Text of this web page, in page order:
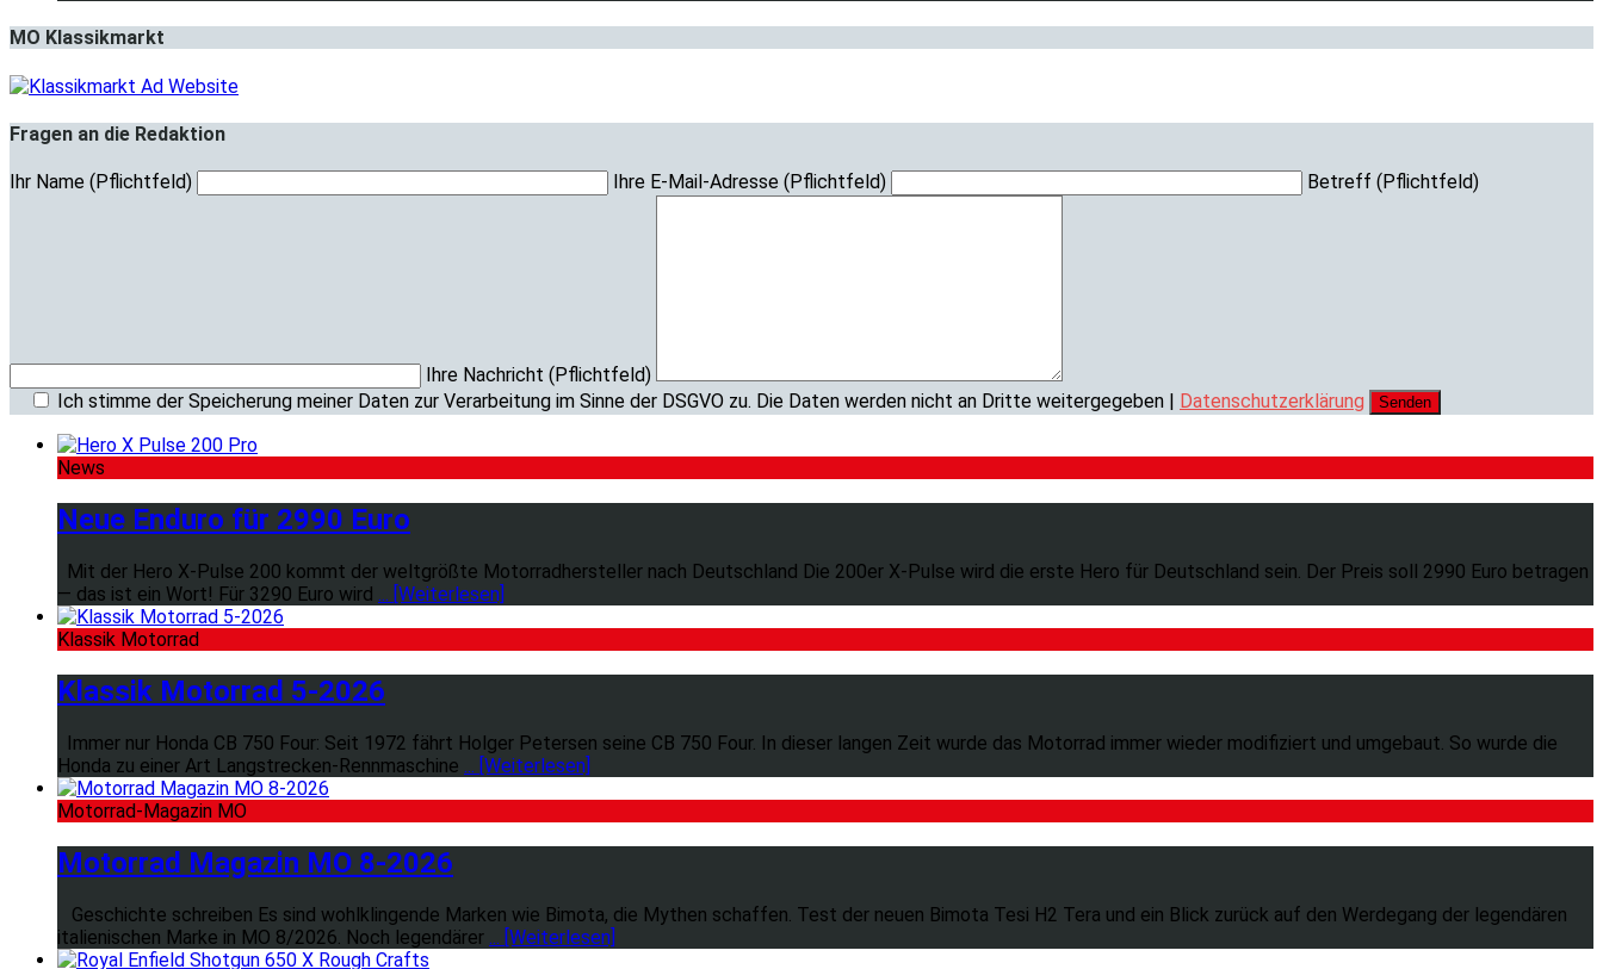
MO Klassikmarkt
Fragen an die Redaktion
Ihr Name (Pflichtfeld) Ihre E-Mail-Adresse (Pflichtfeld) Betreff (Pflichtfeld)
Ihre Nachricht (Pflichtfeld)
Ich stimme der Speicherung meiner Daten zur Verarbeitung im Sinne der DSGVO zu. Die Daten werden nicht an Dritte weitergegeben |
Datenschutzerklärung
News
Neue Enduro für 2990 Euro
Mit der Hero X-Pulse 200 kommt der weltgrößte Motorradhersteller nach Deutschland Die 200er X-Pulse wird die erste Hero für Deutschland sein. Der Preis soll 2990 Euro betragen
— das ist ein Wort! Für 3290 Euro wird ... [Weiterlesen]
Klassik Motorrad
Klassik Motorrad 5-2026
Immer nur Honda CB 750 Four: Seit 1972 fährt Holger Petersen seine CB 750 Four. In dieser langen Zeit wurde das Motorrad immer wieder modifiziert und umgebaut. So wurde die
Honda zu einer Art Langstrecken-Rennmaschine ... [Weiterlesen]
Motorrad-Magazin MO
Motorrad Magazin MO 8-2026
Geschichte schreiben Es sind wohlklingende Marken wie Bimota, die Mythen schaffen. Test der neuen Bimota Tesi H2 Tera und ein Blick zurück auf den Werdegang der legendären
italienischen Marke in MO 8/2026. Noch legendärer ... [Weiterlesen]